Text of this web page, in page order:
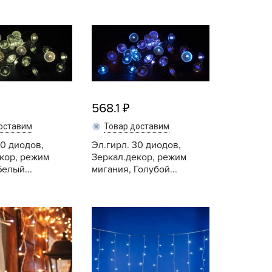
Garden
Forte
Group
home
Boom
Aquapulse
Avgust
BAMA
Bayer Garden
Dr.Klaus
Expert Garden
Fertika
Finland
Grass
Green Boom
диодов,
режим
Купить
568.1
Товар доставим
Эл.гирл. 30 диодов,
Зеркал.декор, режим
мигания, Голубой...
Купить